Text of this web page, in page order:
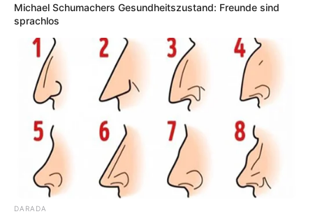
Michael Schumachers Gesundheitszustand: Freunde sind
sprachlos
DARADA